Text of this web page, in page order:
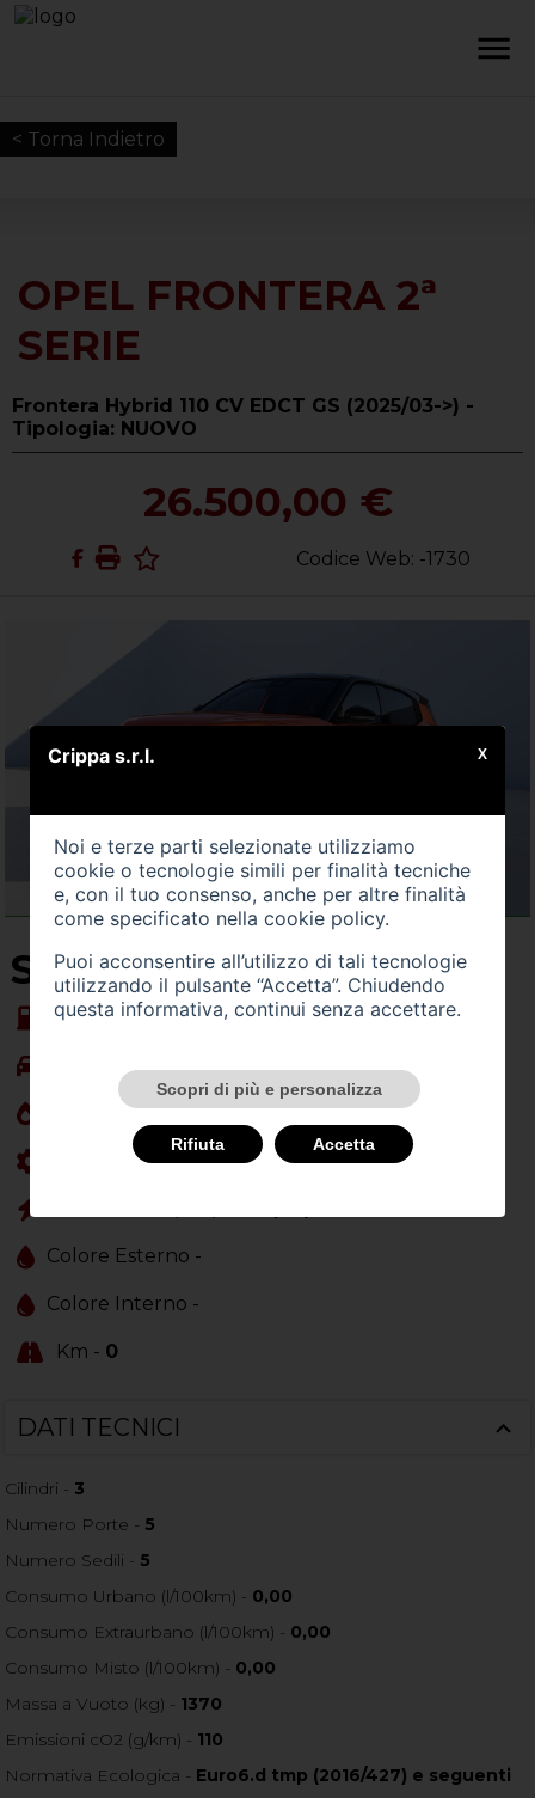
< Torna Indietro
Codice Web: -1730
OPEL FRONTERA 2ª
SERIE
Frontera Hybrid 110 CV EDCT GS (2025/03->) -
Tipologia: NUOVO
26.500,00 €
SU QUEST'AUTO
Alimentazione -Benzina
Carrozzeria -monovolume
Cilindrata (cc) -1199
Cambio -Automatico 6
Colore Esterno -
Colore Interno -
Km - 0
DATI TECNICI
Cilindri - 3
Numero Porte - 5
Numero Sedili - 5
Consumo Urbano (l/100km) - 0,00
Consumo Extraurbano (l/100km) - 0,00
Consumo Misto (l/100km) - 0,00
Massa a Vuoto (kg) - 1370
Emissioni cO2 (g/km) - 110
Normativa Ecologica - Euro6.d tmp (2016/427) e seguenti
Crippa s.r.l.
Noi e terze parti selezionate utilizziamo
cookie o tecnologie simili per finalità tecniche
e, con il tuo consenso, anche per altre finalità
come specificato nella cookie policy.
Puoi acconsentire all’utilizzo di tali tecnologie
utilizzando il pulsante “Accetta”. Chiudendo
questa informativa, continui senza accettare.
Scopri di più e personalizza
Rifiuta Accetta
X